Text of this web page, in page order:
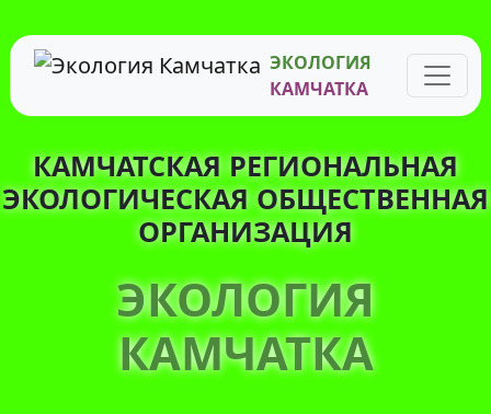
ЭКОЛОГИЯ
КАМЧАТКА
КАМЧАТСКАЯ РЕГИОНАЛЬНАЯ
ЭКОЛОГИЧЕСКАЯ ОБЩЕСТВЕННАЯ
ОРГАНИЗАЦИЯ
ЭКОЛОГИЯ
КАМЧАТКА